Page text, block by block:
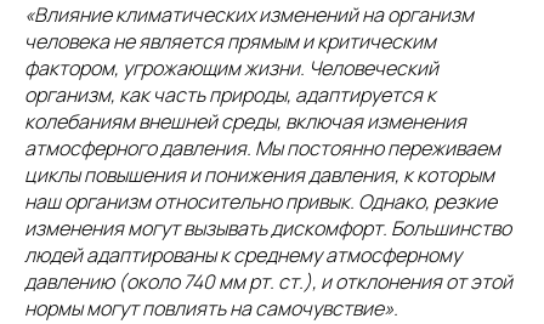
«Влияние климатических изменений на организм
человека не является прямым и критическим
фактором, угрожающим жизни. Человеческий
организм, как часть природы, адаптируется к
колебаниям внешней среды, включая изменения
атмосферного давления. Мы постоянно переживаем
циклы повышения и понижения давления, к которым
наш организм относительно привык. Однако, резкие
изменения могут вызывать дискомфорт. Большинство
людей адаптированы к среднему атмосферному
давлению (около 740 мм рт. ст.), и отклонения от этой
нормы могут повлиять на самочувствие».